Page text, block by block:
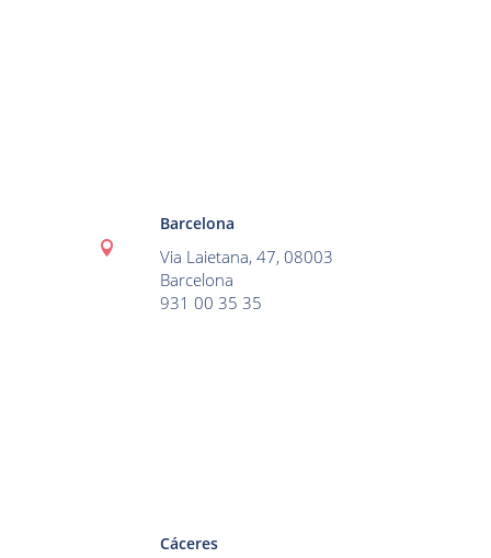

Barcelona
Via Laietana, 47, 08003
Barcelona
931 00 35 35
Cáceres